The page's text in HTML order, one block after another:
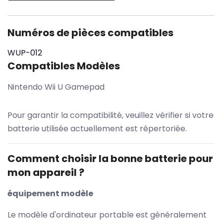
Numéros de pièces compatibles
WUP-012
Compatibles Modèles
Nintendo Wii U Gamepad
Pour garantir la compatibilité, veuillez vérifier si votre
batterie utilisée actuellement est répertoriée.
Comment choisir la bonne batterie pour
mon appareil ?
équipement modèle
Le modèle d'ordinateur portable est généralement